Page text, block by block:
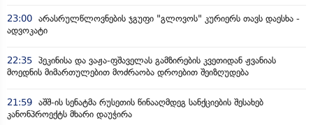
23:00 არასრულწლოვნების ჯგუფი "გლოვოს" კურიერს თავს დაესხა -
ადვოკატი
22:35 პეკინისა და ვაჟა-ფშაველას გამზირების კვეთიდან ჟვანიას
მოედნის მიმართულებით მოძრაობა დროებით შეიზღუდება
21:59 აშშ-ის სენატმა რუსეთის წინააღმდეგ სანქციების შესახებ
კანონპროექტს მხარი დაუჭირა